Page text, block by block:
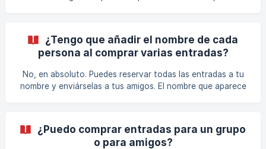
¿Tengo que añadir el nombre de cada
persona al comprar varias entradas?
No, en absoluto. Puedes reservar todas las entradas a tu
nombre y enviárselas a tus amigos. El nombre que aparece
¿Puedo comprar entradas para un grupo
o para amigos?